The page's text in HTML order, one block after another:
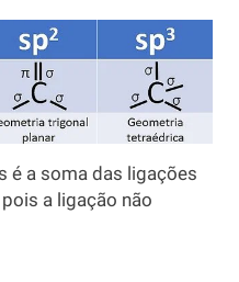
é a soma das ligações
a ligação não